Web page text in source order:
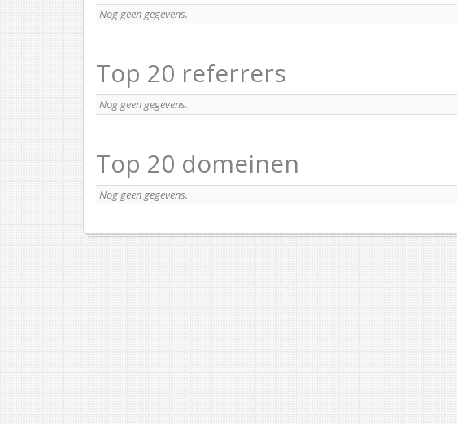
Nog geen gegevens.
Top 20 referrers
Nog geen gegevens.
Top 20 domeinen
Nog geen gegevens.